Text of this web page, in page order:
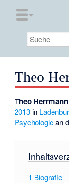
Theo
Theo Herrmann
2013 in
Psychologiean
1 Biografie